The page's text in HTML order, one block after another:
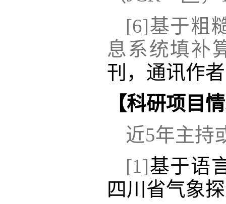
[6]基于粗
息系统填补
刊，通讯作者
【科研项目
近5年主持
[1]基于语
四川省气象